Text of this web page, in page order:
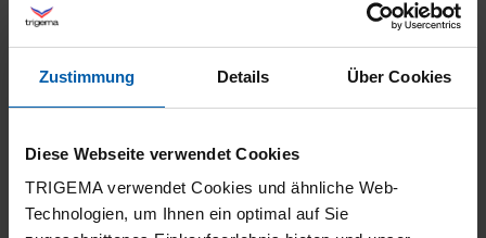
Zustimmung Details Über Cookies
Diese Webseite verwendet Cookies
TRIGEMA verwendet Cookies und ähnliche Web-
Technologien, um Ihnen ein optimal auf Sie